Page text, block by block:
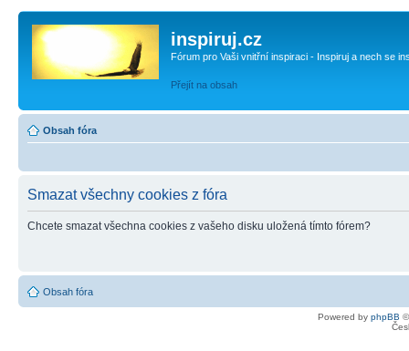
inspiruj.cz
Fórum pro Vaši vnitřní inspiraci - Inspiruj a nech se
Přejít na obsah
Obsah fóra
Smazat všechny cookies z fóra
Chcete smazat všechna cookies z vašeho disku uložená tímto fórem?
Obsah fóra
Powered by phpBB